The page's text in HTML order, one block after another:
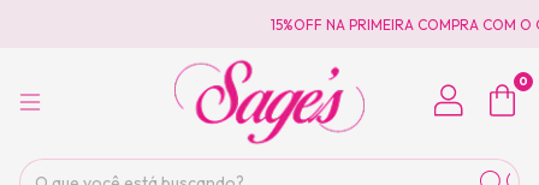
15%OFF NA PRIMEIRA COMPRA COM O
0